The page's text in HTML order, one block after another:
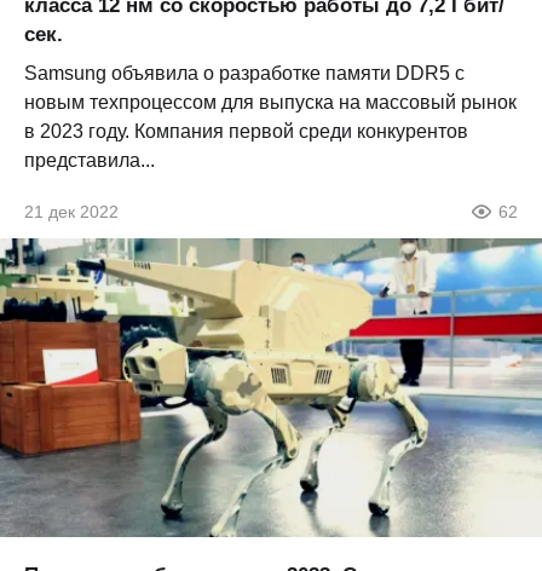
класса 12 нм со скоростью работы до 7,2 Гбит/
сек.
Samsung объявила о разработке памяти DDR5 с
новым техпроцессом для выпуска на массовый рынок
в 2023 году. Компания первой среди конкурентов
представила...
21 дек 2022 62